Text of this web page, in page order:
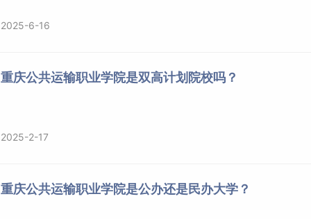
2025-6-16
重庆公共运输职业学院是双高计划院校吗？
2025-2-17
重庆公共运输职业学院是公办还是民办大学？